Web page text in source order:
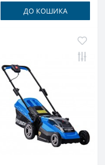
ДО КОШИКА